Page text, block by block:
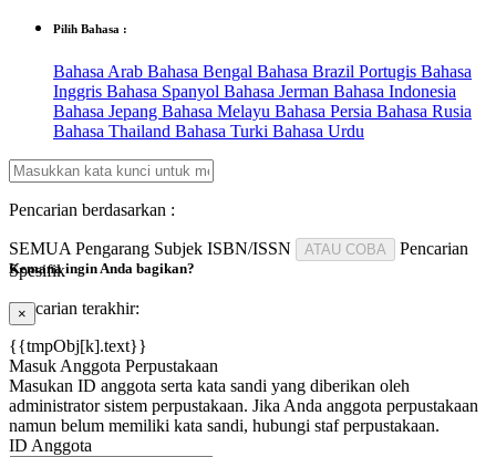
Pilih Bahasa :
Bahasa Arab Bahasa Bengal Bahasa Brazil Portugis Bahasa
Inggris Bahasa Spanyol Bahasa Jerman Bahasa Indonesia
Bahasa Jepang Bahasa Melayu Bahasa Persia Bahasa Rusia
Bahasa Thailand Bahasa Turki Bahasa Urdu
Pencarian berdasarkan :
SEMUA Pengarang Subjek ISBN/ISSN ATAU COBA
Pencarian
Spesifik
Pencarian terakhir:
{{tmpObj[k].text}}
Masuk Anggota Perpustakaan
Masukan ID anggota serta kata sandi yang diberikan oleh
administrator sistem perpustakaan. Jika Anda anggota perpustakaan
namun belum memiliki kata sandi, hubungi staf perpustakaan.
ID Anggota
Kemana ingin Anda bagikan?
×